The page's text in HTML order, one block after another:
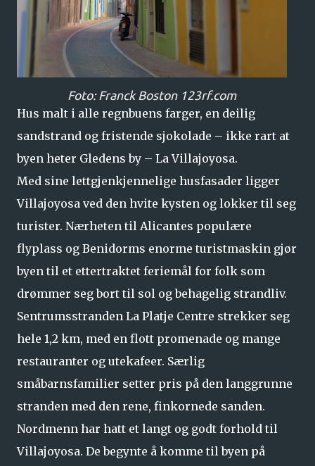
Foto: Franck Boston 123rf.com
Hus malt i alle regnbuens farger, en deilig
sandstrand og fristende sjokolade – ikke rart at
byen heter Gledens by – La Villajoyosa.
Med sine lettgjenkjennelige husfasader ligger
Villajoyosa ved den hvite kysten og lokker til seg
turister. Nærheten til Alicantes populære
flyplass og Benidorms enorme turistmaskin gjør
byen til et ettertraktet feriemål for folk som
drømmer seg bort til sol og behagelig strandliv.
Sentrumsstranden La Platje Centre strekker seg
hele 1,2 km, med en flott promenade og mange
restauranter og utekafeer. Særlig
småbarnsfamilier setter pris på den langgrunne
stranden med den rene, finkornede sanden.
Nordmenn har hatt et langt og godt forhold til
Villajoyosa. De begynte å komme til byen på